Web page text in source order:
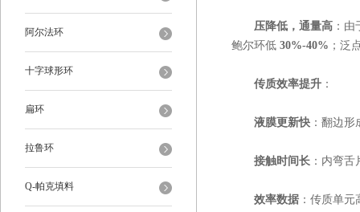
阿尔法环
十字球形环
扁环
拉鲁环
Q-帕克填料
压降低，通量高 ：
鲍尔环低 30%-40% ；泛
传质效率提升 ：
液膜更新快 ：翻边
接触时间长 ：内弯
效率数据 ：传质单